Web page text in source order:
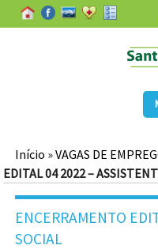
Início »VAGAS DE
EDITAL 04 2022 –
ENCERRAMENTO
SOCIAL